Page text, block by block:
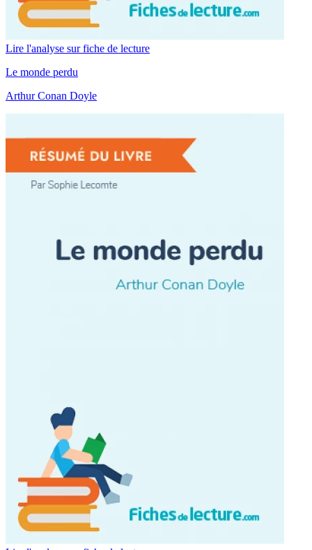
Lire l'analyse sur fiche de lecture
Le monde perdu
Arthur Conan Doyle